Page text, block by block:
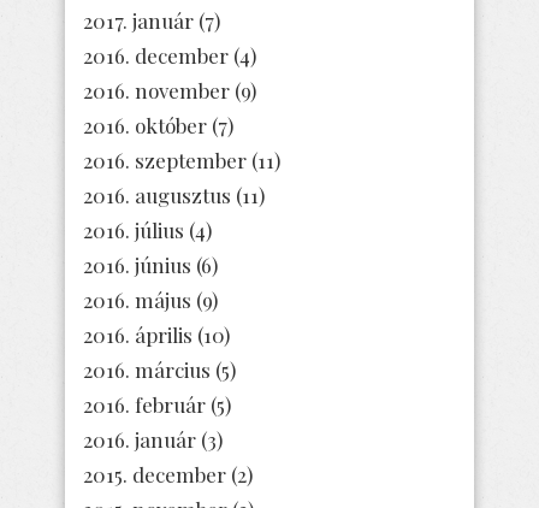
2017. január (7)
2016. december (4)
2016. november (9)
2016. október (7)
2016. szeptember (11)
2016. augusztus (11)
2016. július (4)
2016. június (6)
2016. május (9)
2016. április (10)
2016. március (5)
2016. február (5)
2016. január (3)
2015. december (2)